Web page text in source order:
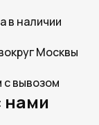
в наличии
Москвы
вывозом
нами